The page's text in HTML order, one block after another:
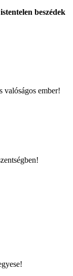
beszédek
valóságos ember!